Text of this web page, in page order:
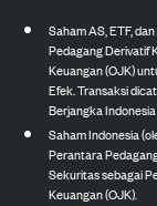
Saham AS, ETF,
Pedagang Derivatif
Keuangan (OJK)
Efek. Transaksi
Berjangka Indonesia
Saham Indonesia
Perantara
Sekuritas sebagai
Keuangan (OJK).